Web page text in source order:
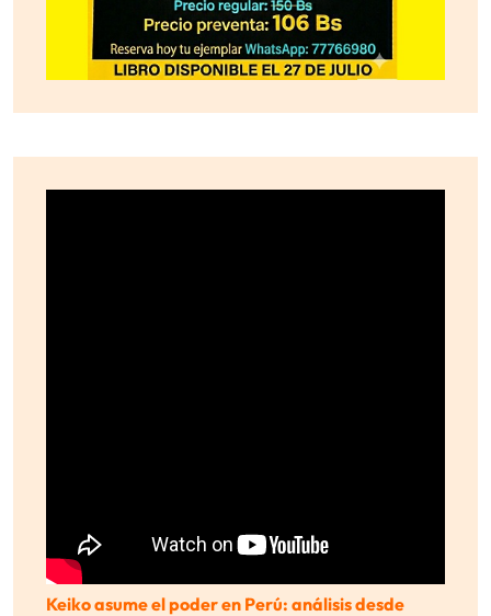
Keiko asume el poder en Perú: análisis desde